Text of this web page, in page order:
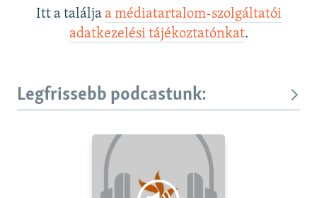
Itt a találja a médiatartalom-szolgáltatói
adatkezelési tájékoztatónkat.
Legfrissebb podcastunk: